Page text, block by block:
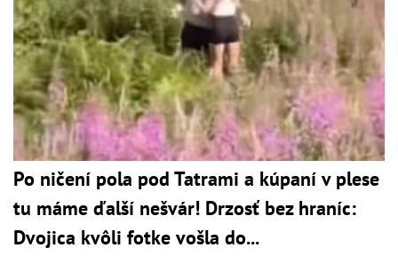
Po ničení pola pod Tatrami a kúpaní v plese
tu máme ďalší nešvár! Drzosť bez hraníc:
Dvojica kvôli fotke vošla do...